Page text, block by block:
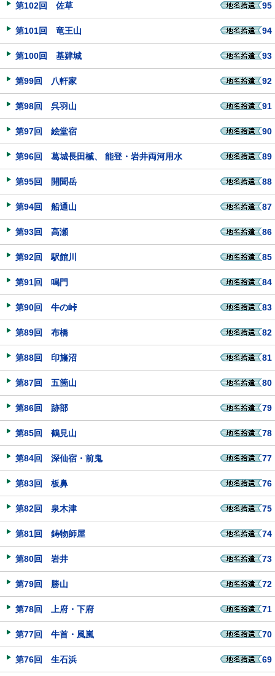
第102回 佐草 95
第101回 竜王山 94
第100回 基肄城 93
第99回 八軒家 92
第98回 呉羽山 91
第97回 絵堂宿 90
第96回 葛城長田楲、 能登・岩井両河用水 89
第95回 開聞岳 88
第94回 船通山 87
第93回 高瀬 86
第92回 駅館川 85
第91回 鳴門 84
第90回 牛の峠 83
第89回 布橋 82
第88回 印旛沼 81
第87回 五箇山 80
第86回 跡部 79
第85回 鶴見山 78
第84回 深仙宿・前鬼 77
第83回 板鼻 76
第82回 泉木津 75
第81回 鋳物師屋 74
第80回 岩井 73
第79回 勝山 72
第78回 上府・下府 71
第77回 牛首・風嵐 70
第76回 生石浜 69